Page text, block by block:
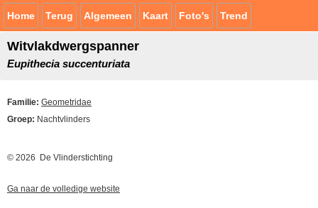
Home Terug Algemeen Kaart Foto's Trend
Witvlakdwergspanner
Eupithecia succenturiata
Familie: Geometridae
Groep: Nachtvlinders
© 2026 De Vlinderstichting
Ga naar de volledige website